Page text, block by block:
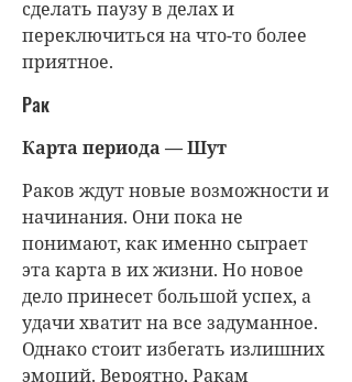
сделать паузу в делах и
переключиться на что-то более
приятное.
Рак
Карта периода — Шут
Раков ждут новые возможности и
начинания. Они пока не
понимают, как именно сыграет
эта карта в их жизни. Но новое
дело принесет большой успех, а
удачи хватит на все задуманное.
Однако стоит избегать излишних
эмоций. Вероятно, Ракам